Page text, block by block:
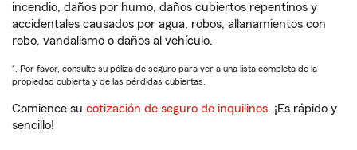
incendio, daños por humo, daños cubiertos repentinos y
accidentales causados por agua, robos, allanamientos con
robo, vandalismo o daños al vehículo.
1. Por favor, consulte su póliza de seguro para ver a una lista completa de la
propiedad cubierta y de las pérdidas cubiertas.
Comience su cotización de seguro de inquilinos. ¡Es rápido y
sencillo!